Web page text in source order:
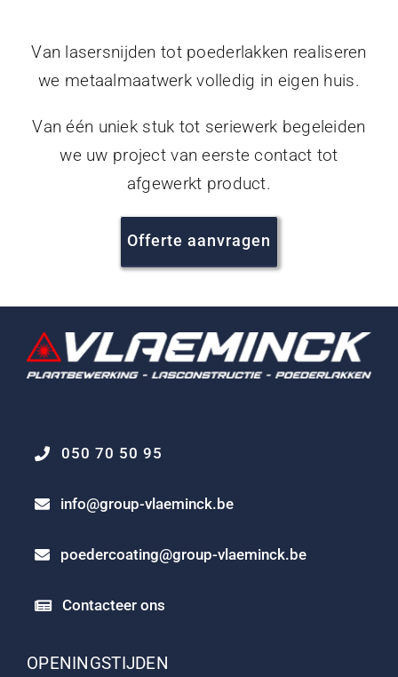
Van lasersnijden tot poederlakken realiseren
we metaalmaatwerk volledig in eigen huis.
Van één uniek stuk tot seriewerk begeleiden
we uw project van eerste contact tot
afgewerkt product.
Offerte aanvragen
050 70 50 95
info@group-vlaeminck.be
poedercoating@group-vlaeminck.be
Contacteer ons
OPENINGSTIJDEN